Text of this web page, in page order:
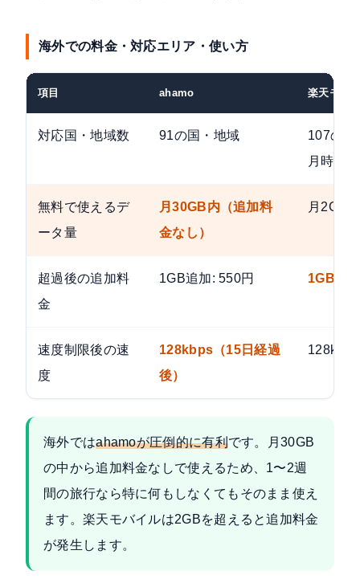
海外での料金・対応エリア・使い方
項目 ahamo 楽天モバ
対応国・地域数 91の国・地域
107の国
月時点）
無料で使えるデ
ータ量
月30GB内（追加料
金なし）
月2GB
超過後の追加料
金
1GB追加: 550円 1GB追
速度制限後の速
度
128kbps（15日経過
後）
海外ではahamoが圧倒的に有利です。月30GB
の中から追加料金なしで使えるため、1〜2週
間の旅行なら特に何もしなくてもそのまま使え
ます。楽天モバイルは2GBを超えると追加料金
が発生します。